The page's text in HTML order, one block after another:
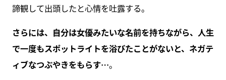
諦観して出頭したと心情を吐露する。
さらには、自分は女優みたいな名前を持ちながら、人生
で一度もスポットライトを浴びたことがないと、ネガテ
ィブなつぶやきをもらす…。